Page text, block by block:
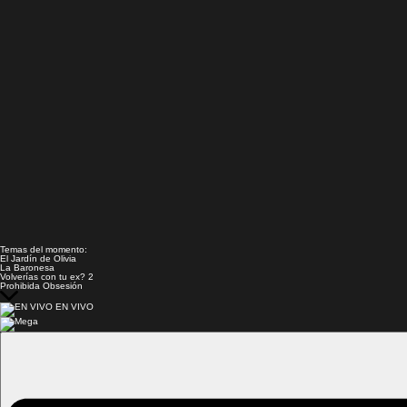
Temas del momento:
El Jardín de Olivia
La Baronesa
Volverías con tu ex? 2
Prohibida Obsesión
EN VIVO